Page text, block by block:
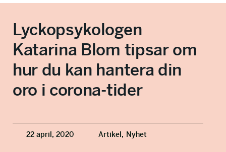
Lyckopsykologen
Katarina Blom tipsar om
hur du kan hantera din
oro i corona-tider
22 april, 2020 Artikel, Nyhet